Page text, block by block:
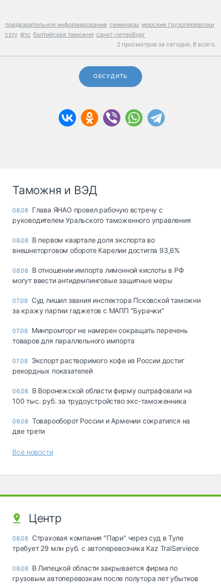
предварительное информирование семинары морские грузоперевозки
сзту фтс балтийская таможня санкт-петербург
2 просмотров за сегодня, 8 всего.
ОБСУДИТЬ
Таможня и ВЭД
08.08 Глава ЯНАО провел рабочую встречу с
руководителем Уральского таможенного управления
08.08 В первом квартале доля экспорта во
внешнеторговом обороте Карелии достигла 93,6%
08.08 В отношении импорта лимонной кислоты в РФ
могут ввести антидемпинговые защитные меры
07.08 Суд лишил звания инспектора Псковской таможни
за кражу партии гаджетов с МАПП "Бурачки"
07.08 Минпромторг не намерен сокращать перечень
товаров для параллельного импорта
07.08 Экспорт растворимого кофе из России достиг
рекордных показателей
06.08 В Воронежской области фирму оштрафовали на
100 тыс. руб. за трудоустройство экс-таможенника
06.08 Товарооборот России и Армении сократился на
две трети
Все новости
Центр
08.08 Страховая компания "Пари" через суд в Туле
требует 29 млн руб. с автоперевозчика Kaz TralServiece
08.08 В Липецкой области закрывается фирма по
грузовым автоперевозкам после полутора лет убытков